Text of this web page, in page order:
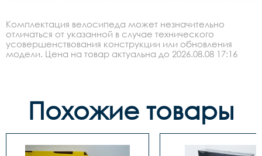
Комплектация велосипеда может незначительно
отличаться от указанной в случае технического
усовершенствования конструкции или обновления
модели. Цена на товар актуальна до 2026.08.08 17:16
Похожие товары